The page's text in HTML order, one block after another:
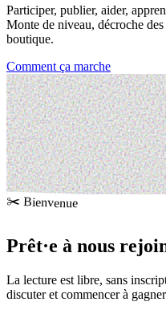
Participer, publier, aider,
Monte de niveau, décroche
boutique.
Comment ça marche
✂️ Bienvenue
Prêt·e à nous
La lecture est libre, sans
discuter et commencer à